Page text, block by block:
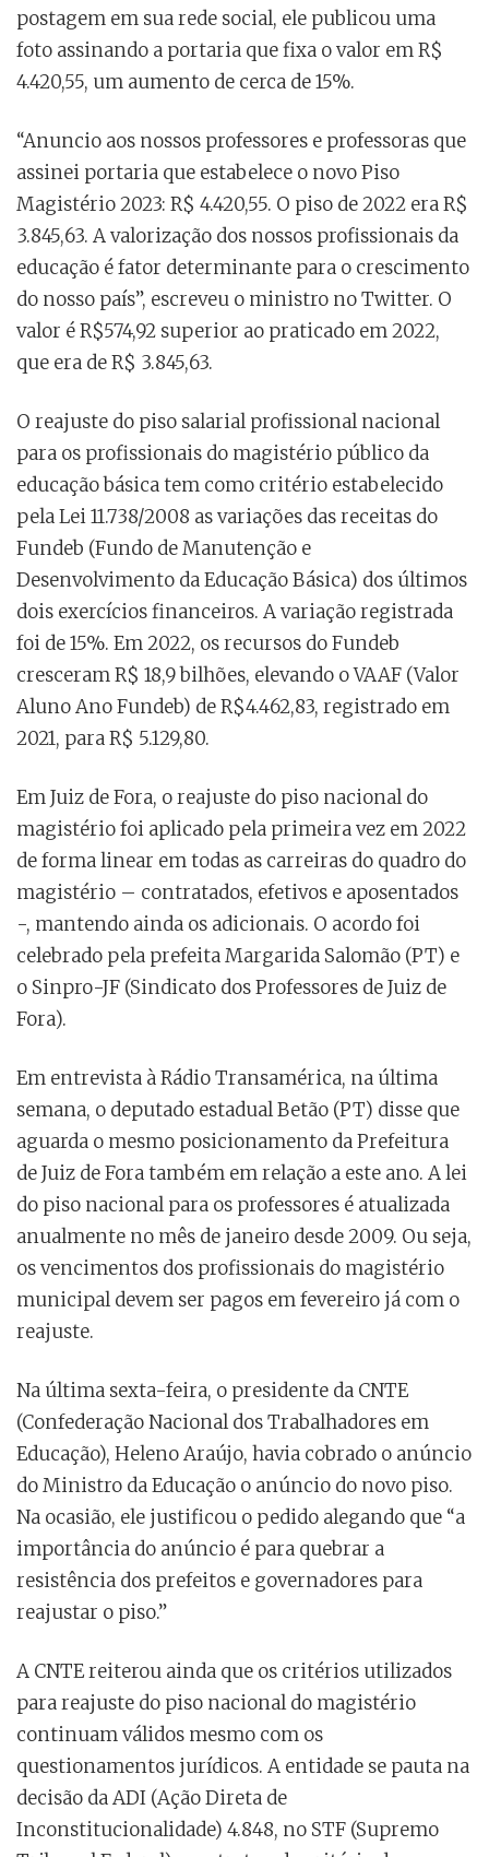
postagem em sua rede social, ele publicou uma
foto assinando a portaria que fixa o valor em R$
4.420,55, um aumento de cerca de 15%.
“Anuncio aos nossos professores e professoras que
assinei portaria que estabelece o novo Piso
Magistério 2023: R$ 4.420,55. O piso de 2022 era R$
3.845,63. A valorização dos nossos profissionais da
educação é fator determinante para o crescimento
do nosso país”, escreveu o ministro no Twitter. O
valor é R$574,92 superior ao praticado em 2022,
que era de R$ 3.845,63.
O reajuste do piso salarial profissional nacional
para os profissionais do magistério público da
educação básica tem como critério estabelecido
pela Lei 11.738/2008 as variações das receitas do
Fundeb (Fundo de Manutenção e
Desenvolvimento da Educação Básica) dos últimos
dois exercícios financeiros. A variação registrada
foi de 15%. Em 2022, os recursos do Fundeb
cresceram R$ 18,9 bilhões, elevando o VAAF (Valor
Aluno Ano Fundeb) de R$4.462,83, registrado em
2021, para R$ 5.129,80.
Em Juiz de Fora, o reajuste do piso nacional do
magistério foi aplicado pela primeira vez em 2022
de forma linear em todas as carreiras do quadro do
magistério – contratados, efetivos e aposentados
-, mantendo ainda os adicionais. O acordo foi
celebrado pela prefeita Margarida Salomão (PT) e
o Sinpro-JF (Sindicato dos Professores de Juiz de
Fora).
Em entrevista à Rádio Transamérica, na última
semana, o deputado estadual Betão (PT) disse que
aguarda o mesmo posicionamento da Prefeitura
de Juiz de Fora também em relação a este ano. A lei
do piso nacional para os professores é atualizada
anualmente no mês de janeiro desde 2009. Ou seja,
os vencimentos dos profissionais do magistério
municipal devem ser pagos em fevereiro já com o
reajuste.
Na última sexta-feira, o presidente da CNTE
(Confederação Nacional dos Trabalhadores em
Educação), Heleno Araújo, havia cobrado o anúncio
do Ministro da Educação o anúncio do novo piso.
Na ocasião, ele justificou o pedido alegando que “a
importância do anúncio é para quebrar a
resistência dos prefeitos e governadores para
reajustar o piso.”
A CNTE reiterou ainda que os critérios utilizados
para reajuste do piso nacional do magistério
continuam válidos mesmo com os
questionamentos jurídicos. A entidade se pauta na
decisão da ADI (Ação Direta de
Inconstitucionalidade) 4.848, no STF (Supremo